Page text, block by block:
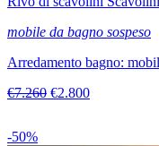
mobile da bagno sospeso
Arredamento bagno:
€7.260 €2.800
-50%